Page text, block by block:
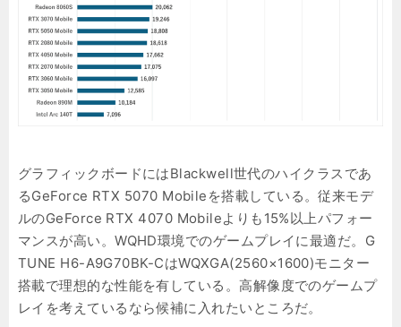
グラフィックボードにはBlackwell世代のハイクラスであ
るGeForce RTX 5070 Mobileを搭載している。従来モデ
ルのGeForce RTX 4070 Mobileよりも15%以上パフォー
マンスが高い。WQHD環境でのゲームプレイに最適だ。G
TUNE H6-A9G70BK-CはWQXGA(2560×1600)モニター
搭載で理想的な性能を有している。高解像度でのゲームプ
レイを考えているなら候補に入れたいところだ。